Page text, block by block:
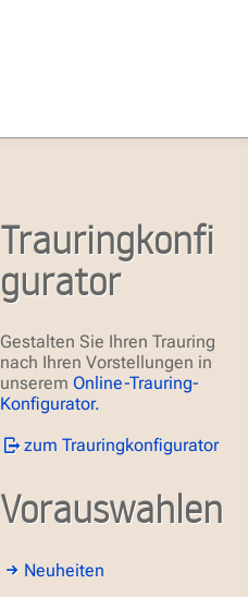
Trauringkonfi
gurator
Gestalten Sie Ihren Trauring
nach Ihren Vorstellungen in
unserem Online-Trauring-
Konfigurator.
zum Trauringkonfigurator
Vorauswahlen
Neuheiten